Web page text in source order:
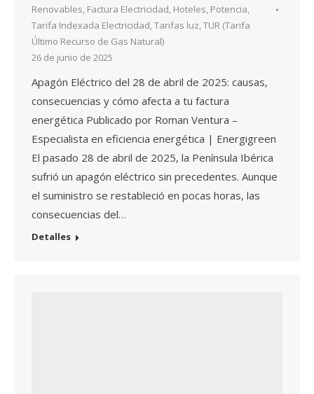
Renovables, Factura Electricidad, Hoteles, Potencia,
Tarifa Indexada Electricidad,Tarifas luz,TUR (Tarifa
Último Recurso de Gas Natural)
26 de junio de 2025
Apagón Eléctrico del 28 de abril de 2025: causas,
consecuencias y cómo afecta a tu factura
energética Publicado por Roman Ventura –
Especialista en eficiencia energética | Energigreen
El pasado 28 de abril de 2025, la Península Ibérica
sufrió un apagón eléctrico sin precedentes. Aunque
el suministro se restableció en pocas horas, las
consecuencias del…
Detalles